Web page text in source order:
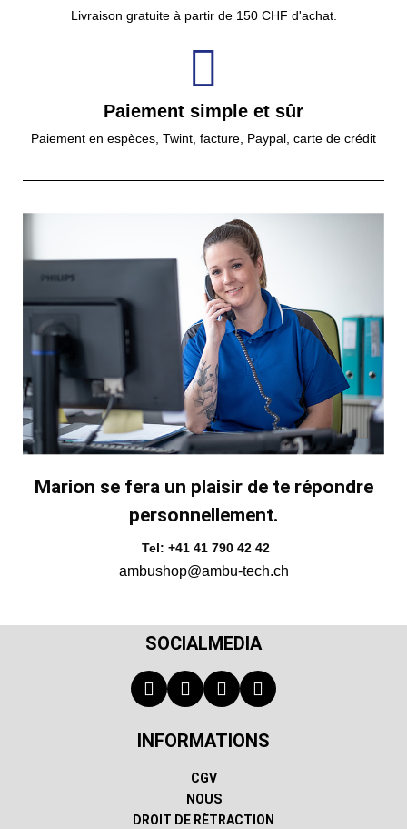
Livraison gratuite à partir de 150 CHF d'achat.
Paiement simple et sûr
Paiement en espèces, Twint, facture, Paypal, carte de crédit
Marion se fera un plaisir de te répondre
personnellement.
Tel: +41 41 790 42 42
ambushop@ambu-tech.ch
SOCIALMEDIA
INFORMATIONS
CGV
NOUS
DROIT DE RÈTRACTION